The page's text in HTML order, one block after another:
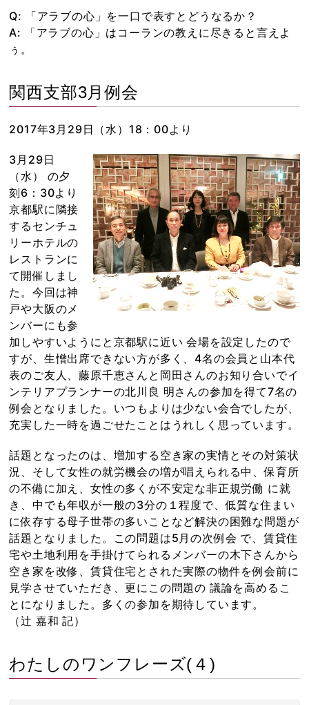
Q: 「アラブの心」を一口で表すとどうなるか？
A: 「アラブの心」はコーランの教えに尽きると言えよ
ぅ。
関西支部3月例会
2017年3月29日（水）18：00より
3月29日
（水） の夕
刻6：30より
京都駅に隣接
するセンチュ
リーホテルの
レストランに
て開催しまし
た。今回は神
戸や大阪のメ
ンバーにも参
加しやすいようにと京都駅に近い 会場を設定したので
すが、生憎出席できない方が多く、4名の会員と山本代
表のご友人、藤原千恵さんと岡田さんのお知り合いでイ
ンテリアプランナーの北川良 明さんの参加を得て7名の
例会となりました。いつもよりは少ない会合でしたが、
充実した一時を過ごせたことはうれしく思っています。
話題となったのは、増加する空き家の実情とその対策状
況、そして女性の就労機会の増が唱えられる中、保育所
の不備に加え、女性の多くが不安定な非正規労働 に就
き、中でも年収が一般の3分の１程度で、低質な住まい
に依存する母子世帯の多いことなど解決の困難な問題が
話題となりました。この問題は5月の次例会 で、賃貸住
宅や土地利用を手掛けてられるメンバーの木下さんから
空き家を改修、賃貸住宅とされた実際の物件を例会前に
見学させていただき、更にこの問題の 議論を高めるこ
とになりました。多くの参加を期待しています。
（辻 嘉和 記）
わたしのワンフレーズ(４)